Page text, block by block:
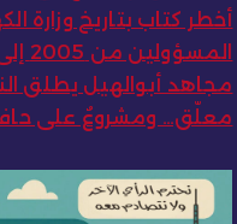
أخطر كتاب بتاريخ وزارة
المسؤولين من 2005 إلى 2026
مجاهد أبوالهيل يطلق
معلّق… ومشروعٌ على